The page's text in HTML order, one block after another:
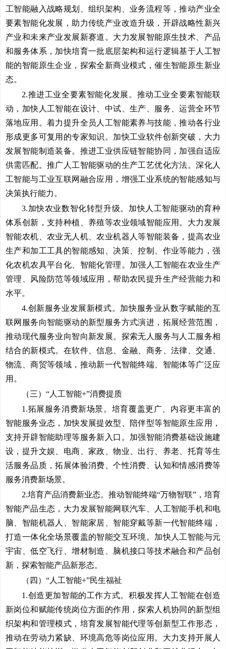
工智能融入战略规划、组织架构、业务流程等，推动产业全
要素智能化发展，助力传统产业改造升级，开辟战略性新兴
产业和未来产业发展新赛道。大力发展智能原生技术、产品
和服务体系，加快培育一批底层架构和运行逻辑基于人工智
能的智能原生企业，探索全新商业模式，催生智能原生新业
态。
2.推进工业全要素智能化发展。 推动工业全要素智能联
动，加快人工智能在设计、中试、生产、服务、运营全环节
落地应用。着力提升全员人工智能素养与技能，推动各行业
形成更多可复用的专家知识。加快工业软件创新突破，大力
发展智能制造装备。推进工业供应链智能协同，加强自适应
供需匹配。推广人工智能驱动的生产工艺优化方法。深化人
工智能与工业互联网融合应用，增强工业系统的智能感知与
决策执行能力。
3.加快农业数智化转型升级。 加快人工智能驱动的育种
体系创新，支持种植、养殖等农业领域智能应用。大力发展
智能农机、农业无人机、农业机器人等智能装备，提高农业
生产和加工工具的智能感知、决策、控制、作业等能力，强
化农机农具平台化、智能化管理。加强人工智能在农业生产
管理、风险防范等领域应用，帮助农民提升生产经营能力和
水平。
4.创新服务业发展新模式。 加快服务业从数字赋能的互
联网服务向智能驱动的新型服务方式演进，拓展经营范围，
推动现代服务业向智向新发展。探索无人服务与人工服务相
结合的新模式。在软件、信息、金融、商务、法律、交通、
物流、商贸等领域，推动新一代智能终端、智能体等广泛应
用。
（三）“人工智能+”消费提质
1.拓展服务消费新场景。 培育覆盖更广、内容更丰富的
智能服务业态，加快发展提效型、陪伴型等智能原生应用，
支持开辟智能助理等服务新入口。加强智能消费基础设施建
设，提升文娱、电商、家政、物业、出行、养老、托育等生
活服务品质，拓展体验消费、个性消费、认知和情感消费等
服务消费新场景。
2.培育产品消费新业态。 推动智能终端“万物智联”，培育
智能产品生态，大力发展智能网联汽车、人工智能手机和电
脑、智能机器人、智能家居、智能穿戴等新一代智能终端，
打造一体化全场景覆盖的智能交互环境。加快人工智能与元
宇宙、低空飞行、增材制造、脑机接口等技术融合和产品创
新，探索智能产品新形态。
（四）“人工智能+”民生福祉
1.创造更加智能的工作方式。 积极发挥人工智能在创造
新岗位和赋能传统岗位方面的作用，探索人机协同的新型组
织架构和管理模式，培育发展智能代理等创新型工作形态，
推动在劳动力紧缺、环境高危等岗位应用。大力支持开展人